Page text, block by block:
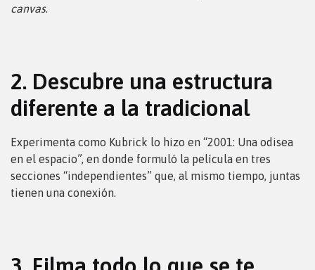
canvas.
2. Descubre una estructura
diferente a la tradicional
Experimenta como Kubrick lo hizo en “2001: Una odisea
en el espacio”, en donde formuló la película en tres
secciones “independientes” que, al mismo tiempo, juntas
tienen una conexión.